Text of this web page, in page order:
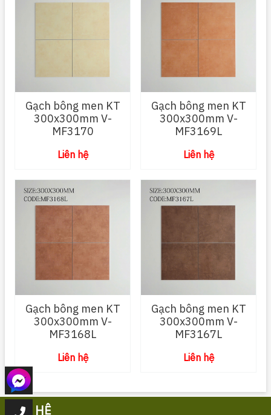
Gạch bông men KT
300x300mm V-
MF3170
Liên hệ
Gạch bông men KT
300x300mm V-
MF3169L
Liên hệ
Gạch bông men KT
300x300mm V-
MF3168L
Liên hệ
Gạch bông men KT
300x300mm V-
MF3167L
Liên hệ
LIÊN HỆ